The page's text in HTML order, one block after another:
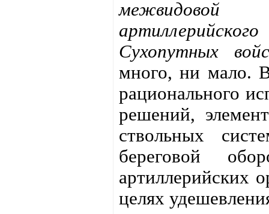
межвидовой
Сухопутных
много, ни мало. В
рационального
решений,
ствольных
береговой
артиллерийских
целях